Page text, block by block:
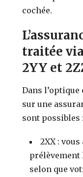
cochée.
traitée
2YY et
Dans
sur une
sont possibles :
2XX :
prélèvement
selon que